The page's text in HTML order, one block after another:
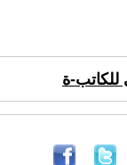
للكاتب-ة